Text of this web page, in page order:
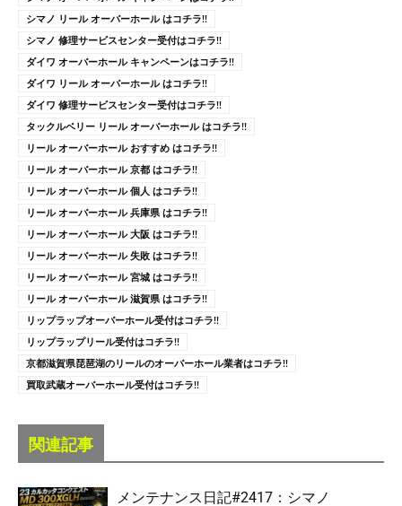
シマノ リール オーバーホール はコチラ!!
シマノ 修理サービスセンター受付はコチラ!!
ダイワ オーバーホール キャンペーンはコチラ!!
ダイワ リール オーバーホール はコチラ!!
ダイワ 修理サービスセンター受付はコチラ!!
タックルベリー リール オーバーホール はコチラ!!
リール オーバーホール おすすめ はコチラ!!
リール オーバーホール 京都 はコチラ!!
リール オーバーホール 個人 はコチラ!!
リール オーバーホール 兵庫県 はコチラ!!
リール オーバーホール 大阪 はコチラ!!
リール オーバーホール 失敗 はコチラ!!
リール オーバーホール 宮城 はコチラ!!
リール オーバーホール 滋賀県 はコチラ!!
リップラップオーバーホール受付はコチラ!!
リップラップリール受付はコチラ!!
京都滋賀県琵琶湖のリールのオーバーホール業者はコチラ!!
買取武蔵オーバーホール受付はコチラ!!
関連記事
メンテナンス日記#2417：シマノ